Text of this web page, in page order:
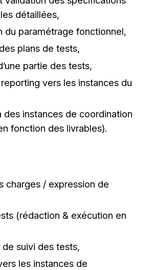
détaillées,
du paramétrage fonctionnel,
plans de tests,
partie des tests,
vers les instances du
des instances de coordination
fonction des livrables).
charges / expression de
(rédaction & exécution en
de suivi des tests,
les instances de